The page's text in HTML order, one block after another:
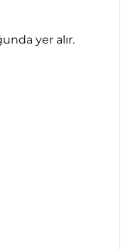
yer alır.